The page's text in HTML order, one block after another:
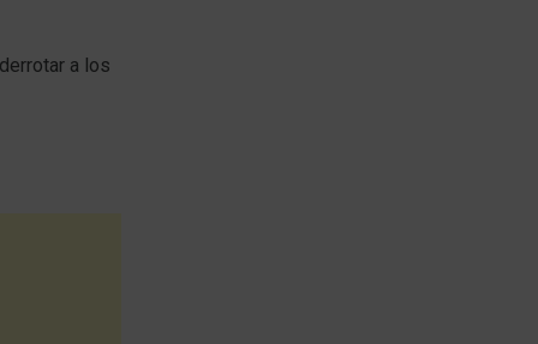
a los